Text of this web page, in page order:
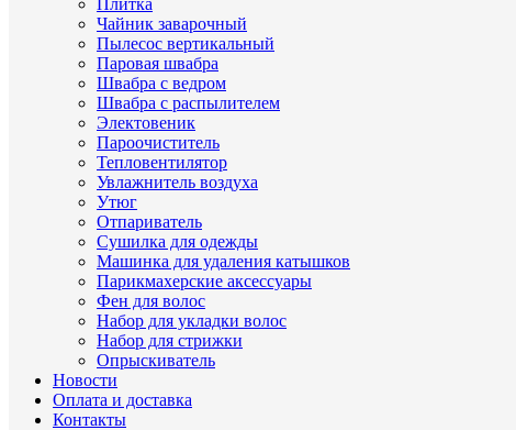
Чайник заварочный
Пылесос вертикальный
Паровая швабра
Швабра с ведром
Швабра с распылителем
Электовеник
Пароочиститель
Тепловентилятор
Увлажнитель воздуха
Утюг
Отпариватель
Сушилка для одежды
Машинка для удаления катышков
Парикмахерские аксессуары
Фен для волос
Набор для укладки волос
Набор для стрижки
Опрыскиватель
Новости
Оплата и доставка
Контакты